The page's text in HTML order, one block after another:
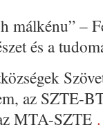
málkénu” –
és a
az SZTE-
MTA-SZTE